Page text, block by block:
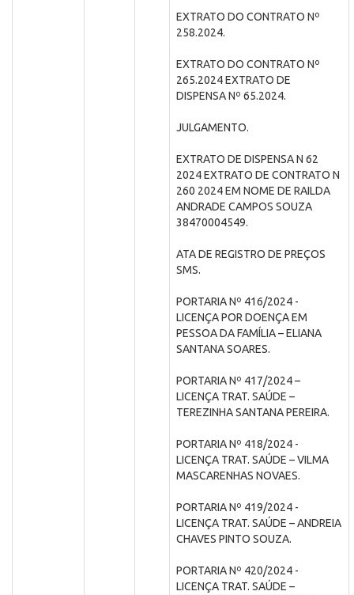
EXTRATO DO CONTRATO Nº
258.2024.
EXTRATO DO CONTRATO Nº
265.2024 EXTRATO DE
DISPENSA Nº 65.2024.
JULGAMENTO.
EXTRATO DE DISPENSA N 62
2024 EXTRATO DE CONTRATO N
260 2024 EM NOME DE RAILDA
ANDRADE CAMPOS SOUZA
38470004549.
ATA DE REGISTRO DE PREÇOS
SMS.
PORTARIA Nº 416/2024 -
LICENÇA POR DOENÇA EM
PESSOA DA FAMÍLIA – ELIANA
SANTANA SOARES.
PORTARIA Nº 417/2024 –
LICENÇA TRAT. SAÚDE –
TEREZINHA SANTANA PEREIRA.
PORTARIA Nº 418/2024 -
LICENÇA TRAT. SAÚDE – VILMA
MASCARENHAS NOVAES.
PORTARIA Nº 419/2024 -
LICENÇA TRAT. SAÚDE – ANDREIA
CHAVES PINTO SOUZA.
PORTARIA Nº 420/2024 -
LICENÇA TRAT. SAÚDE –